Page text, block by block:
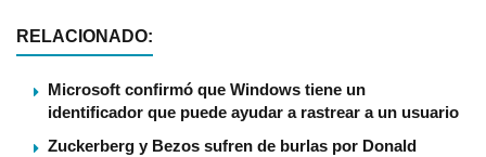
RELACIONADO:
Microsoft confirmó que Windows tiene un
identificador que puede ayudar a rastrear a un usuario
Zuckerberg y Bezos sufren de burlas por Donald